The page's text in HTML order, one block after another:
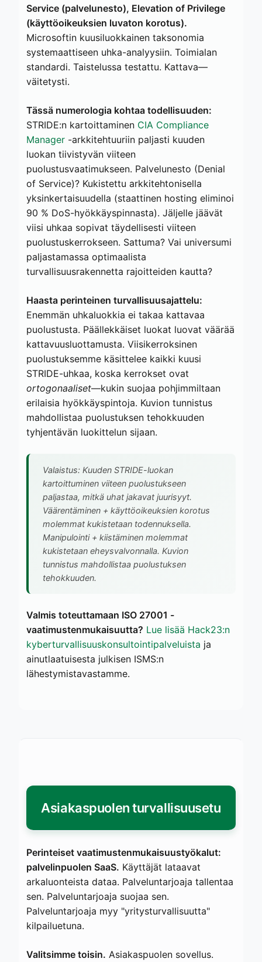
Service (palvelunesto), Elevation of Privilege
(käyttöoikeuksien luvaton korotus).
Microsoftin kuusiluokkainen taksonomia
systemaattiseen uhka-analyysiin. Toimialan
standardi. Taistelussa testattu. Kattava—
väitetysti.
Tässä numerologia kohtaa todellisuuden:
STRIDE:n kartoittaminen CIA Compliance
Manager -arkkitehtuuriin paljasti kuuden
luokan tiivistyvän viiteen
puolustusvaatimukseen. Palvelunesto (Denial
of Service)? Kukistettu arkkitehtonisella
yksinkertaisuudella (staattinen hosting eliminoi
90 % DoS-hyökkäyspinnasta). Jäljelle jäävät
viisi uhkaa sopivat täydellisesti viiteen
puolustuskerrokseen. Sattuma? Vai universumi
paljastamassa optimaalista
turvallisuusrakennetta rajoitteiden kautta?
Haasta perinteinen turvallisuusajattelu:
Enemmän uhkaluokkia ei takaa kattavaa
puolustusta. Päällekkäiset luokat luovat väärää
kattavuusluottamusta. Viisikerroksinen
puolustuksemme käsittelee kaikki kuusi
STRIDE-uhkaa, koska kerrokset ovat
ortogonaaliset—kukin suojaa pohjimmiltaan
erilaisia hyökkäyspintoja. Kuvion tunnistus
mahdollistaa puolustuksen tehokkuuden
tyhjentävän luokittelun sijaan.
Valaistus: Kuuden STRIDE-luokan
kartoittuminen viiteen puolustukseen
paljastaa, mitkä uhat jakavat juurisyyt.
Väärentäminen + käyttöoikeuksien korotus
molemmat kukistetaan todennuksella.
Manipulointi + kiistäminen molemmat
kukistetaan eheysvalvonnalla. Kuvion
tunnistus mahdollistaa puolustuksen
tehokkuuden.
Valmis toteuttamaan ISO 27001 -
vaatimustenmukaisuutta? Lue lisää Hack23:n
kyberturvallisuuskonsultointipalveluista ja
ainutlaatuisesta julkisen ISMS:n
lähestymistavastamme.
Asiakaspuolen turvallisuusetu
Perinteiset vaatimustenmukaisuustyökalut:
palvelinpuolen SaaS. Käyttäjät lataavat
arkaluonteista dataa. Palveluntarjoaja tallentaa
sen. Palveluntarjoaja suojaa sen.
Palveluntarjoaja myy "yritysturvallisuutta"
kilpailuetuna.
Valitsimme toisin. Asiakaspuolen sovellus.